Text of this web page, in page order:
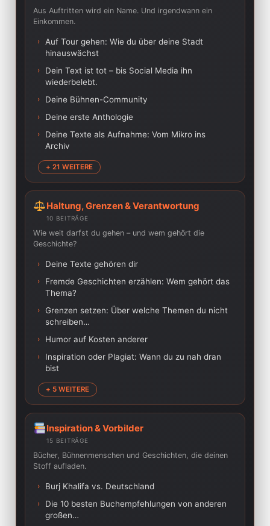
Aus Auftritten wird ein Name. Und irgendwann ein
Einkommen.
›
Auf Tour gehen: Wie du über deine Stadt
hinauswächst
›
Dein Text ist tot – bis Social Media ihn
wiederbelebt.
› Deine Bühnen-Community
› Deine erste Anthologie
›
Deine Texte als Aufnahme: Vom Mikro ins
Archiv
+ 21 WEITERE
Haltung, Grenzen & Verantwortung
10 BEITRÄGE
Wie weit darfst du gehen – und wem gehört die
Geschichte?
› Deine Texte gehören dir
›
Fremde Geschichten erzählen: Wem gehört das
Thema?
› Grenzen setzen: Über welche Themen du nicht
schreiben…
› Humor auf Kosten anderer
›
Inspiration oder Plagiat: Wann du zu nah dran
bist
+ 5 WEITERE
Inspiration & Vorbilder
15 BEITRÄGE
Bücher, Bühnenmenschen und Geschichten, die deinen
Stoff aufladen.
› Burj Khalifa vs. Deutschland
›
Die 10 besten Buchempfehlungen von anderen
großen…